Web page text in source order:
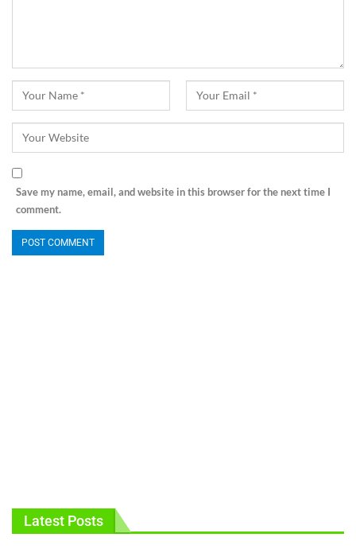
Save my name, email, and website in this browser for the next time I
comment.
Latest Posts